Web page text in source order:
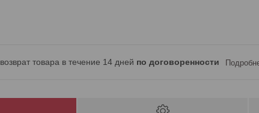
возврат товара в течение 14 дней по договоренности